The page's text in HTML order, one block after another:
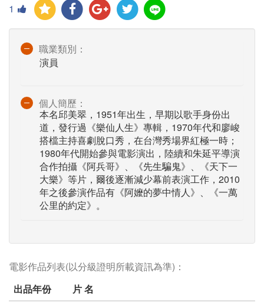
1
職業類別：
演員
個人簡歷：
本名邱美翠，1951年出生，早期以歌手身份出
道，發行過《樂仙人生》專輯，1970年代和廖峻
搭檔主持喜劇脫口秀，在台灣秀場界紅極一時；
1980年代開始參與電影演出，陸續和朱延平導演
合作拍攝《阿兵哥》、《先生騙鬼》、《天下一
大樂》等片，爾後逐漸減少幕前表演工作，2010
年之後參演作品有《阿嬤的夢中情人》、《一萬
公里的約定》。
電影作品列表(以分級證明所載資訊為準)：
出品年份
片 名